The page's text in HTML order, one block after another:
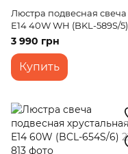
Люстра подвесная свеча
E14 40W WH (BKL-589S/5)
3 990 грн
Купить